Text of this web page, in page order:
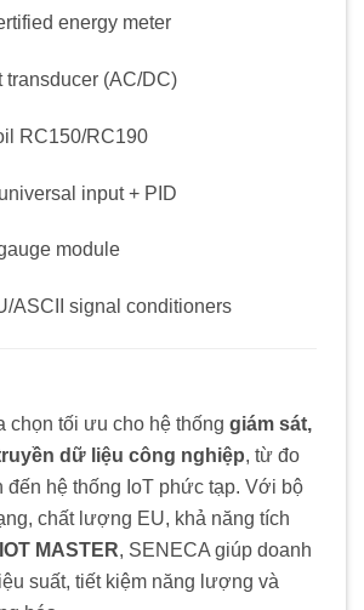
energy meter
transducer (AC/DC)
RC150/RC190
input + PID
module
ASCII signal conditioners
chọn tối ưu cho hệ thống giám sát,
dữ liệu công nghiệp, từ đo
đến hệ thống IoT phức tạp. Với bộ
chất lượng EU, khả năng tích
IOT MASTER, SENECA giúp doanh
suất, tiết kiệm năng lượng và